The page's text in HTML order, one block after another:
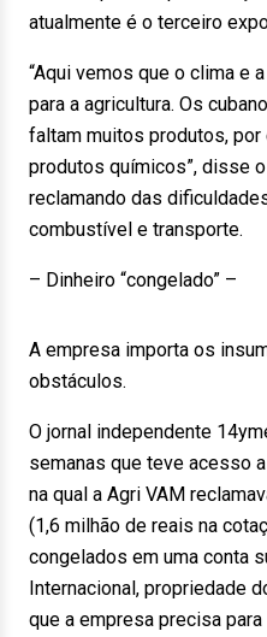
atualmente é o terceiro
“Aqui vemos que o clima e
para a agricultura. Os
faltam muitos produtos,
produtos químicos”, disse
reclamando das
combustível e transporte.
– Dinheiro “congelado” –
A empresa importa os
obstáculos.
O jornal independente
semanas que teve acesso
na qual a Agri VAM
(1,6 milhão de reais na
congelados em uma conta
Internacional, propriedade
que a empresa precisa